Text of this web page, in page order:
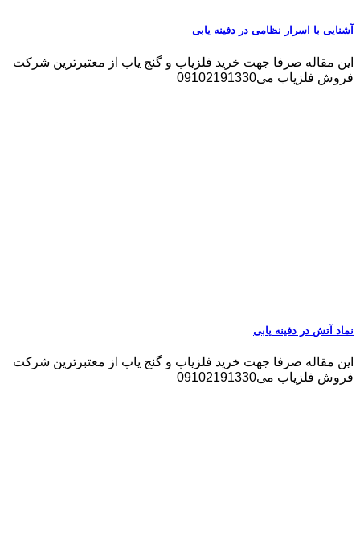
آشنایی با اسرار نظامی در دفینه یابی
این مقاله صرفا جهت خرید فلزیاب و گنج یاب از معتبرترین شرکت
فروش فلزیاب می09102191330
نماد آتش در دفینه یابی
این مقاله صرفا جهت خرید فلزیاب و گنج یاب از معتبرترین شرکت
فروش فلزیاب می09102191330